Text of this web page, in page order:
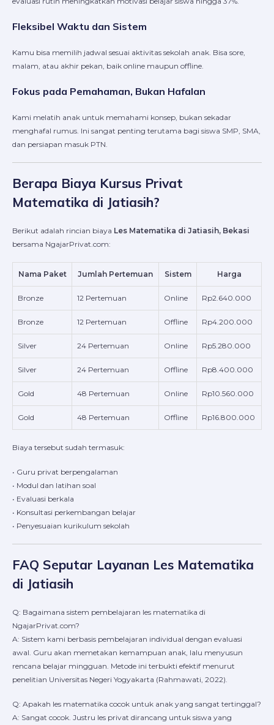
Fleksibel Waktu dan Sistem
Kamu bisa memilih jadwal sesuai aktivitas sekolah anak. Bisa sore,
malam, atau akhir pekan, baik online maupun offline.
Fokus pada Pemahaman, Bukan Hafalan
Kami melatih anak untuk memahami konsep, bukan sekadar
menghafal rumus. Ini sangat penting terutama bagi siswa SMP, SMA,
dan persiapan masuk PTN.
Berapa Biaya Kursus Privat
Matematika di Jatiasih?
Berikut adalah rincian biaya Les Matematika di Jatiasih, Bekasi
bersama NgajarPrivat.com:
Nama Paket Jumlah Pertemuan Sistem Harga
Bronze 12 Pertemuan Online Rp2.640.000
Bronze 12 Pertemuan Offline Rp4.200.000
Silver 24 Pertemuan Online Rp5.280.000
Silver 24 Pertemuan Offline Rp8.400.000
Gold 48 Pertemuan Online Rp10.560.000
Gold 48 Pertemuan Offline Rp16.800.000
Biaya tersebut sudah termasuk:
• Guru privat berpengalaman
• Modul dan latihan soal
• Evaluasi berkala
• Konsultasi perkembangan belajar
• Penyesuaian kurikulum sekolah
FAQ Seputar Layanan Les Matematika
di Jatiasih
Q: Bagaimana sistem pembelajaran les matematika di
NgajarPrivat.com?
A: Sistem kami berbasis pembelajaran individual dengan evaluasi
awal. Guru akan memetakan kemampuan anak, lalu menyusun
rencana belajar mingguan. Metode ini terbukti efektif menurut
penelitian Universitas Negeri Yogyakarta (Rahmawati, 2022).
Q: Apakah les matematika cocok untuk anak yang sangat tertinggal?
A: Sangat cocok. Justru les privat dirancang untuk siswa yang